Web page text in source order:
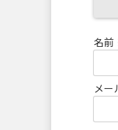
名前
メー